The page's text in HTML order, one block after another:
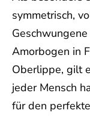
symmetrisch,
Amorbogen in
Oberlippe, gilt
jeder Mensch
für den